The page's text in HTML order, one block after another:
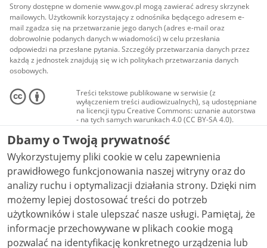
Strony dostępne w domenie www.gov.pl mogą zawierać adresy skrzynek
mailowych. Użytkownik korzystający z odnośnika będącego adresem e-
mail zgadza się na przetwarzanie jego danych (adres e-mail oraz
dobrowolnie podanych danych w wiadomości) w celu przesłania
odpowiedzi na przesłane pytania. Szczegóły przetwarzania danych przez
każdą z jednostek znajdują się w ich politykach przetwarzania danych
osobowych.
Treści tekstowe publikowane w serwisie (z
wyłączeniem treści audiowizualnych), są udostępniane
na licencji typu Creative Commons: uznanie autorstwa
- na tych samych warunkach 4.0 (CC BY-SA 4.0).
Materiały audiowizualne, w tym zdjęcia, materiały
audio i wideo, są udostępniane na licencji typu
Creative Commons: uznanie autorstwa użycie
niekomercyjne - bez utworów zależnych 4.0 (CC BY-
NC-ND 4.0), o ile nie jest to stwierdzone inaczej.
Dbamy o Twoją prywatność
Wykorzystujemy pliki cookie w celu zapewnienia
prawidłowego funkcjonowania naszej witryny oraz do
analizy ruchu i optymalizacji działania strony. Dzięki nim
możemy lepiej dostosować treści do potrzeb
użytkowników i stale ulepszać nasze usługi. Pamiętaj, że
informacje przechowywane w plikach cookie mogą
pozwalać na identyfikację konkretnego urządzenia lub